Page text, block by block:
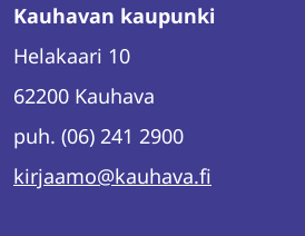
Kauhavan kaupunki
Helakaari 10
62200 Kauhava
puh. (06) 241 2900
kirjaamo@kauhava.fi